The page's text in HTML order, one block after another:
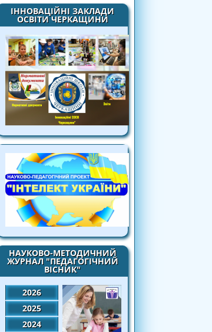
ІННОВАЦІЙНІ ЗАКЛАДИ
ОСВІТИ ЧЕРКАЩИНИ
НАУКОВО-МЕТОДИЧНИЙ
ЖУРНАЛ "ПЕДАГОГІЧНИЙ
ВІСНИК"
2026
2025
2024